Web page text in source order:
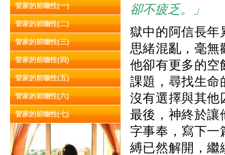
管家的前瞻性(一)
管家的前瞻性(二)
管家的前瞻性(三)
管家的前瞻性(四)
管家的前瞻性(五)
管家的前瞻性(六)
管家的前瞻性(七)
卻不疲乏。」
獄中的阿信長年
思緒混亂，毫無
他卻有更多的空
課題，尋找生命
沒有選擇與其他
最後，神終於讓
字事奉，寫下一
縛已然解開，繼